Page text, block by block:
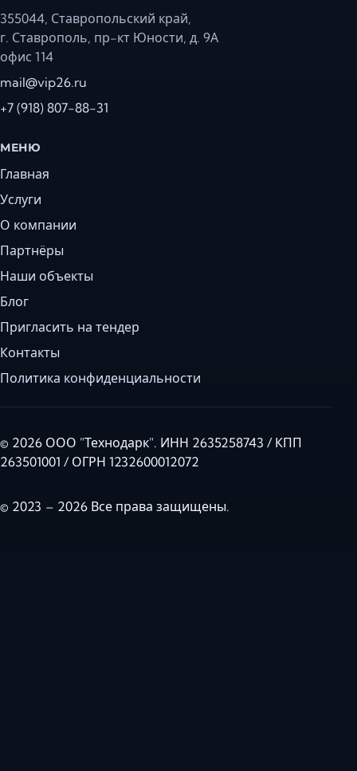
355044, Ставропольский край,
г. Ставрополь, пр-кт Юности, д. 9А
офис 114
mail@vip26.ru
+7 (918) 807-88-31
МЕНЮ
Главная
Услуги
О компании
Партнёры
Наши объекты
Блог
Пригласить на тендер
Контакты
Политика конфиденциальности
© 2026 ООО "Технодарк". ИНН 2635258743 / КПП
263501001 / ОГРН 1232600012072
© 2023 – 2026 Все права защищены.